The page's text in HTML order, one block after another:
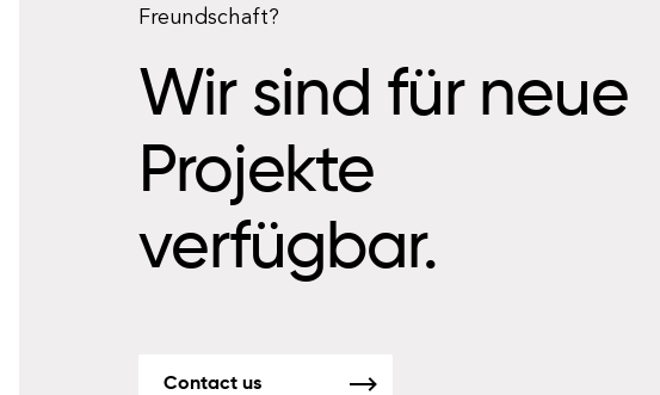
Freundschaft?
Wir sind für neue
Projekte
verfügbar.
Contact us